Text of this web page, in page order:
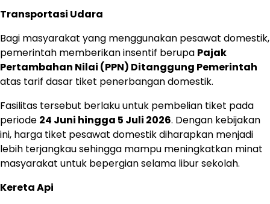
Transportasi Udara
Bagi masyarakat yang menggunakan pesawat domestik,
pemerintah memberikan insentif berupa Pajak
Pertambahan Nilai (PPN) Ditanggung Pemerintah
atas tarif dasar tiket penerbangan domestik.
Fasilitas tersebut berlaku untuk pembelian tiket pada
periode 24 Juni hingga 5 Juli 2026. Dengan kebijakan
ini, harga tiket pesawat domestik diharapkan menjadi
lebih terjangkau sehingga mampu meningkatkan minat
masyarakat untuk bepergian selama libur sekolah.
Kereta Api